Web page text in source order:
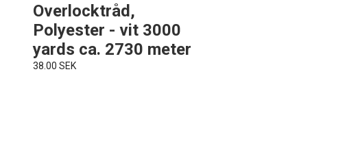
Overlocktråd,
Polyester - vit 3000
yards ca. 2730 meter
38.00 SEK